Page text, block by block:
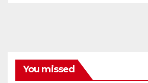
You missed